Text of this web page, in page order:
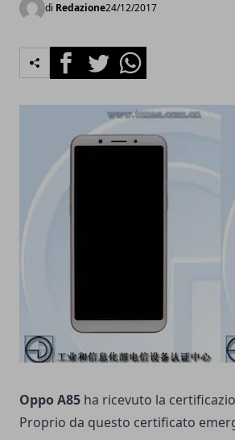
di Redazione24/12/2017
FacebookTwitterWhatsapp
Oppo A85 ha ricevuto la
Proprio da questo certificato